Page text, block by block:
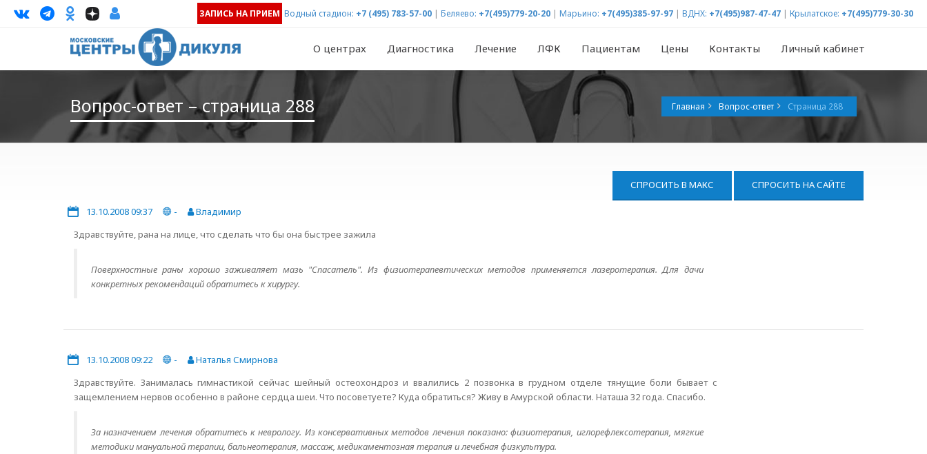
ЗАПИСЬ НА ПРИЕМ Водный стадион: +7 (495) 783-57-00 | Беляево: +7(495)779-20-20 | Марьино: +7(495)385-97-97 | ВДНХ: +7(495)987-47-47 | Крылатское: +7(495)779-30-30
О центрах Диагностика Лечение ЛФК Пациентам Цены Контакты Личный кабинет
Вопрос-ответ – страница 288 Главная Вопрос-ответ Страница 288
СПРОСИТЬ В МАКС СПРОСИТЬ НА САЙТЕ
13.10.2008 09:37 -
Владимир
Здравствуйте, рана на лице, что сделать что бы она быстрее зажила
Поверхностные раны хорошо заживаляет мазь "Спасатель". Из физиотерапевтических методов применяется лазеротерапия. Для дачи
конкретных рекомендаций обратитесь к хирургу.
13.10.2008 09:22 -
Наталья Смирнова
Здравствуйте. Занималась гимнастикой сейчас шейный остеохондроз и ввалились 2 позвонка в грудном отделе тянущие боли бывает с
защемлением нервов особенно в районе сердца шеи. Что посоветуете? Куда обратиться? Живу в Амурской области. Наташа 32 года. Спасибо.
За назначением лечения обратитесь к неврологу. Из консервативных методов лечения показано: физиотерапия, иглорефлексотерапия, мягкие
методики мануальной терапии, бальнеотерапия, массаж, медикаментозная терапия и лечебная физкультура.